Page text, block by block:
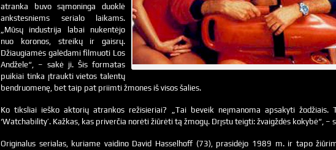
atranka buvo sąmoninga duoklė
ankstesniems serialo laikams.
„Mūsų industrija labai nukentėjo
nuo koronos, streikų ir gaisrų.
Džiaugiamės galėdami filmuoti Los
Andžele“, – sakė ji. Šis formatas
puikiai tinka įtraukti vietos talentų
bendruomenę, bet taip pat priimti žmones iš visos šalies.
Ko tiksliai ieško aktorių atrankos režisieriai? „Tai beveik neįmanoma apsakyti žodžiais.
‘Watchability’. Kažkas, kas priverčia norėti žiūrėti tą žmogų. Drįstu teigti: žvaigždės kokybė“, –
Originalus serialas, kuriame vaidino David Hasselhoff (73), prasidėjo 1989 m. ir tapo